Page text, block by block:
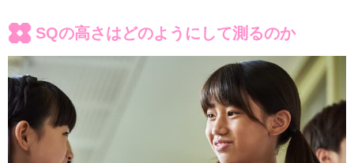
SQの高さはどのようにして測るのか